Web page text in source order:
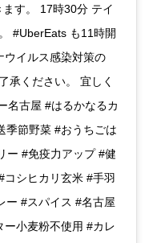
す。 17時30分 テイ
#UberEats も11時開
ウイルス感染対策の
承ください。 宜しく
名古屋 #はるかなるカ
季節野菜 #おうちごは
ー #免疫力アップ #健
シヒカリ玄米 #手羽
ー #スパイス #名古屋
小麦粉不使用 #カレ